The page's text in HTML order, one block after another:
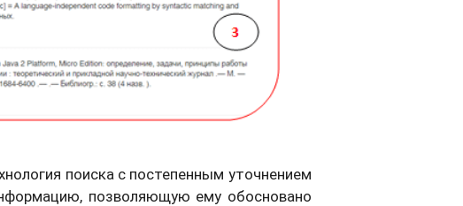
поиска с постепенным уточнением
позволяющую ему обосновано